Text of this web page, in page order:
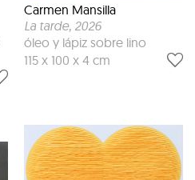
Carmen Mansilla
La tarde, 2026
óleo y lápiz sobre lino
115 x 100 x 4 cm